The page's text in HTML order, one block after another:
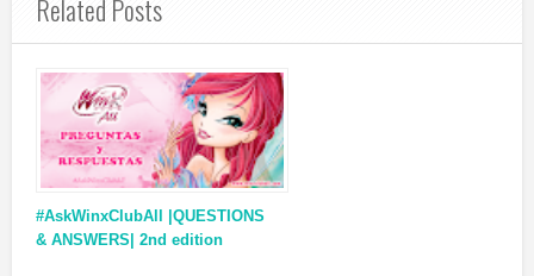
Related Posts
#AskWinxClubAll |QUESTIONS
& ANSWERS| 2nd edition